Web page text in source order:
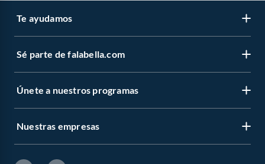
Te ayudamos
Sé parte de falabella.com
Únete a nuestros programas
Nuestras empresas